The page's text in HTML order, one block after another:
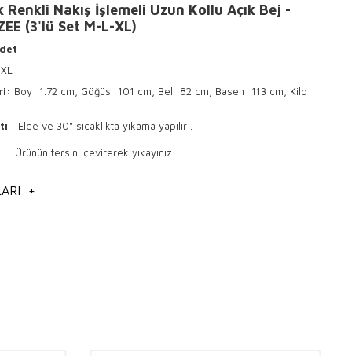
Renkli Nakış İşlemeli Uzun Kollu Açık Bej -
(3'lü Set M-L-XL)
Boy: 1.72 cm, Göğüs: 101 cm, Bel: 82 cm, Basen: 113 cm, Kilo:
: Elde ve 30° sıcaklıkta yıkama yapılır .
çevirerek yıkayınız.
+